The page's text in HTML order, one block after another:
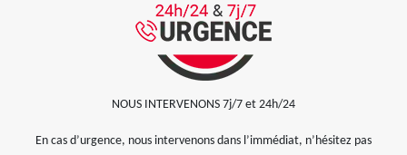
NOUS INTERVENONS 7j/7 et 24h/24
En cas d’urgence, nous intervenons dans l’immédiat, n’hésitez pas